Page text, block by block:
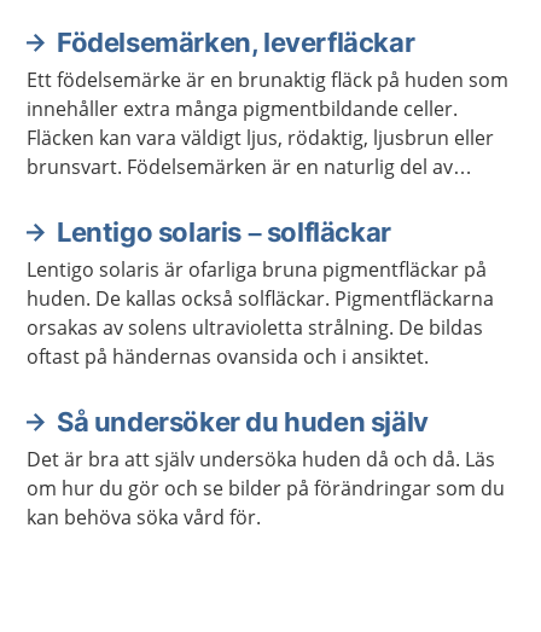
Födelsemärken, leverfläckar
Ett födelsemärke är en brunaktig fläck på huden som
innehåller extra många pigmentbildande celler.
Fläcken kan vara väldigt ljus, rödaktig, ljusbrun eller
brunsvart. Födelsemärken är en naturlig del av
viktigt att hålla koll på om de förändras.
Lentigo solaris – solfläckar
Lentigo solaris är ofarliga bruna pigmentfläckar på
huden. De kallas också solfläckar. Pigmentfläckarna
orsakas av solens ultravioletta strålning. De bildas
oftast på händernas ovansida och i ansiktet.
Så undersöker du huden själv
Det är bra att själv undersöka huden då och då. Läs
om hur du gör och se bilder på förändringar som du
kan behöva söka vård för.